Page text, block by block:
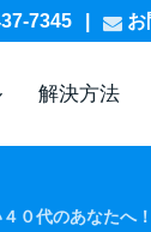
7345 お
解決方法
０代のあなたへ！